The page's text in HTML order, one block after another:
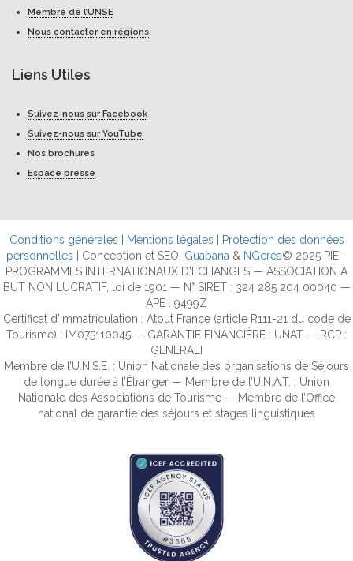
Membre de l’UNSE
Nous contacter en régions
Liens Utiles
Suivez-nous sur Facebook
Suivez-nous sur YouTube
Nos brochures
Espace presse
Conditions générales Mentions légales
Protection des données
personnelles | Conception et SEO: Guabana & NGcrea© 2025 PIE -
PROGRAMMES INTERNATIONAUX D'ECHANGES — ASSOCIATION À
BUT NON LUCRATIF, loi de 1901 — N° SIRET : 324 285 204 00040 —
APE : 9499Z
Certificat d’immatriculation : Atout France (article R111-21 du code de
Tourisme) : IM075110045 — GARANTIE FINANCIÈRE : UNAT — RCP :
GENERALI
Membre de l’U.N.S.E. : Union Nationale des organisations de Séjours
de longue durée à l’Étranger — Membre de l’U.N.A.T. : Union
Nationale des Associations de Tourisme — Membre de l’Office
national de garantie des séjours et stages linguistiques